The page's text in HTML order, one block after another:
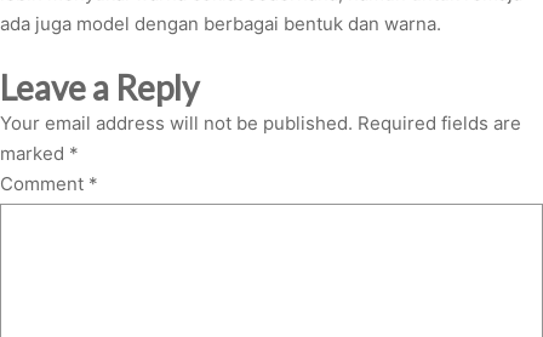
ada juga model dengan berbagai bentuk dan warna.
Leave a Reply
Your email address will not be published. Required fields are
marked *
Comment *